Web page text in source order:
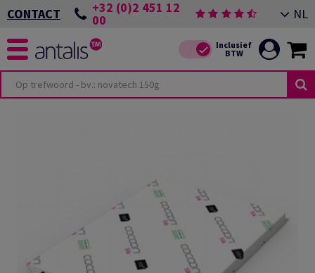
CONTACT +32 (0)2 451 12
00 NL